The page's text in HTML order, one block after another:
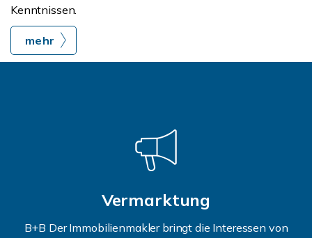
Kenntnissen.
mehr
Vermarktung
B+B Der Immobilienmakler bringt die Interessen von